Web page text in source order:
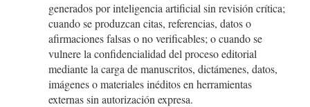
generados por inteligencia artificial sin revisión crítica;
cuando se produzcan citas, referencias, datos o
afirmaciones falsas o no verificables; o cuando se
vulnere la confidencialidad del proceso editorial
mediante la carga de manuscritos, dictámenes, datos,
imágenes o materiales inéditos en herramientas
externas sin autorización expresa.